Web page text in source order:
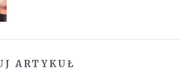
ARTYKUŁ